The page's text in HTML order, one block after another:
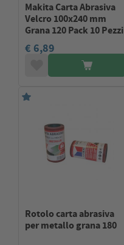
Makita Carta Abrasiva
Velcro 100x240 mm
Grana 120 Pack 10 Pezzi
€ 6,89
Rotolo carta abrasiva
per metallo grana 180